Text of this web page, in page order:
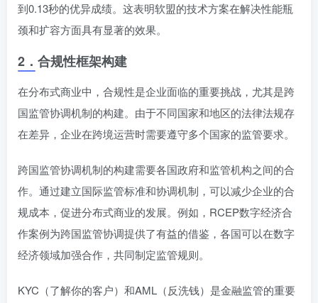
到0.13秒的优异成绩。这表明软盟的技术方案在解决性能瓶
颈和扩容方面具有显著的效果。
2． 合规性框架构建
在分布式商业中，合规性是企业面临的重要挑战，尤其是跨
国监管协调机制的构建。由于不同国家和地区的法律法规存
在差异，企业在跨境运营时需要遵守多个国家的监管要求。
跨国监管协调机制的构建需要各国政府和监管机构之间的合
作。通过建立国际监管标准和协调机制，可以减少企业的合
规成本，促进分布式商业的发展。例如，RCEP数字经济合
作案例为跨国监管协调提供了有益的借鉴，各国可以在数字
经济领域加强合作，共同制定监管规则。
KYC（了解你的客户）和AML（反洗钱）是金融监管的重要